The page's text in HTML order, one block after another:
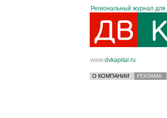
Региональный журнал для
www.dvkapital.ru
О КОМПАНИИ РЕКЛАМА